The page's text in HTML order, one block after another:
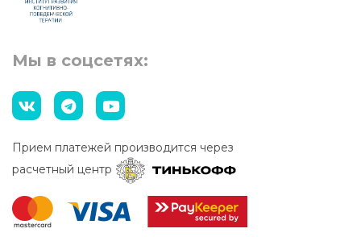
Мы в соцсетях:
Прием платежей производится через
расчетный центр